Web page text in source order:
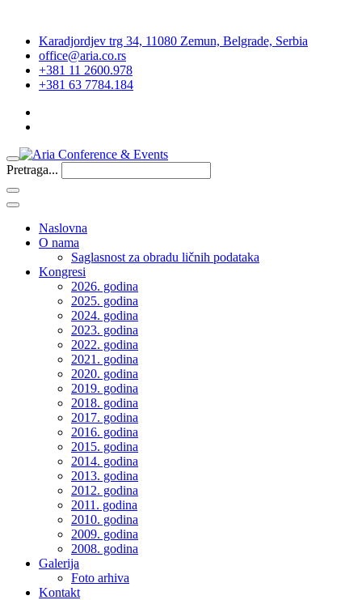
Karadjordjev trg 34, 11080 Zemun, Belgrade, Serbia
office@aria.co.rs
+381 11 2600.978
+381 63 7784.184
Pretraga...
Naslovna
O nama
Saglasnost za obradu ličnih podataka
Kongresi
2026. godina
2025. godina
2024. godina
2023. godina
2022. godina
2021. godina
2020. godina
2019. godina
2018. godina
2017. godina
2016. godina
2015. godina
2014. godina
2013. godina
2012. godina
2011. godina
2010. godina
2009. godina
2008. godina
Galerija
Foto arhiva
Kontakt